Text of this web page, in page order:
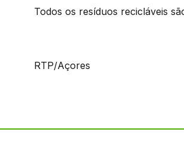
Todos os resíduos recicláveis
RTP/Açores